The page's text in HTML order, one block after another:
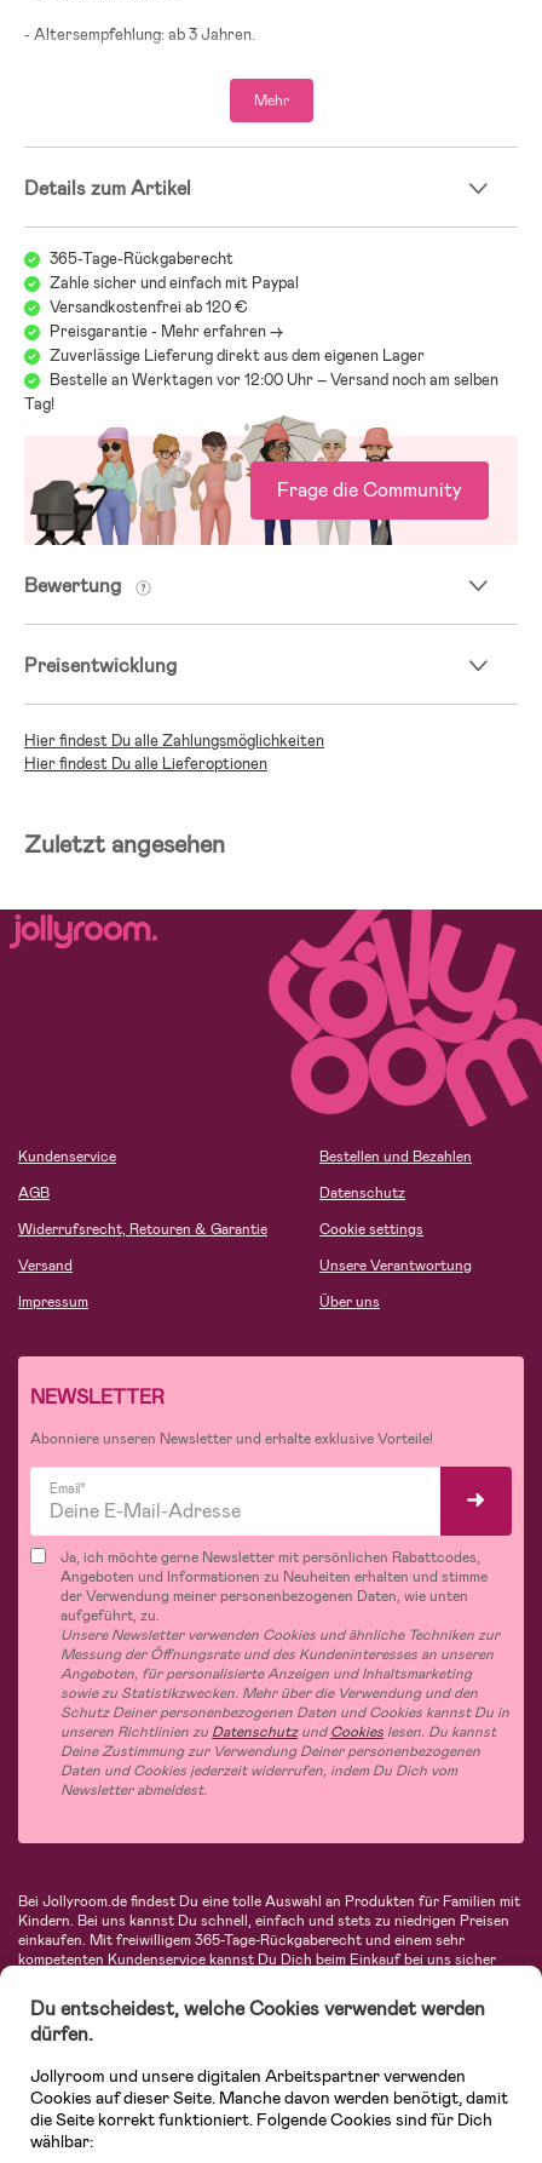
- Altersempfehlung: ab 3 Jahren.
Mehr
Details zum Artikel
365-Tage-Rückgaberecht
Zahle sicher und einfach mit Paypal
Versandkostenfrei ab 120 €
Preisgarantie - Mehr erfahren ->
Zuverlässige Lieferung direkt aus dem eigenen Lager
Bestelle an Werktagen vor 12:00 Uhr – Versand noch am selben
Tag!
Frage die Community
Bewertung
Preisentwicklung
Hier findest Du alle Zahlungsmöglichkeiten
Hier findest Du alle Lieferoptionen
Zuletzt angesehen
Kundenservice
AGB
Widerrufsrecht, Retouren & Garantie
Versand
Impressum
Bestellen und Bezahlen
Datenschutz
Cookie settings
Unsere Verantwortung
Über uns
NEWSLETTER
Abonniere unseren Newsletter und erhalte exklusive Vorteile!
Email*
Ja, ich möchte gerne Newsletter mit persönlichen Rabattcodes,
Angeboten und Informationen zu Neuheiten erhalten und stimme
der Verwendung meiner personenbezogenen Daten, wie unten
aufgeführt, zu.
Unsere Newsletter verwenden Cookies und ähnliche Techniken zur
Messung der Öffnungsrate und des Kundeninteresses an unseren
Angeboten, für personalisierte Anzeigen und Inhaltsmarketing
sowie zu Statistikzwecken. Mehr über die Verwendung und den
Schutz Deiner personenbezogenen Daten und Cookies kannst Du in
unseren Richtlinien zu DatenschutzundCookies lesen. Du kannst
Deine Zustimmung zur Verwendung Deiner personenbezogenen
Daten und Cookies jederzeit widerrufen, indem Du Dich vom
Newsletter abmeldest.
Bei Jollyroom.de findest Du eine tolle Auswahl an Produkten für Familien mit
Kindern. Bei uns kannst Du schnell, einfach und stets zu niedrigen Preisen
einkaufen. Mit freiwilligem 365-Tage-Rückgaberecht und einem sehr
kompetenten Kundenservice kannst Du Dich beim Einkauf bei uns sicher
Autositze, Kinder- und Babymode, Produkte für Mütter und eine Menge
fantastischer Einrichtungsgegenstände, Spielsachen, Babyprodukte und
vieles mehr. Wir haben Produkte von bekannten Herstellern wie Britax, Maxi-
Avent, Jack Wolfskin, Cybex, LEGO und vielen mehr. Schau Dich um in
unserer vielfältigen Online-Boutique für Kinder & Babys. Willkommen!
Du entscheidest, welche Cookies verwendet werden
dürfen.
Jollyroom und unsere digitalen Arbeitspartner verwenden
Cookies auf dieser Seite. Manche davon werden benötigt, damit
die Seite korrekt funktioniert. Folgende Cookies sind für Dich
wählbar: